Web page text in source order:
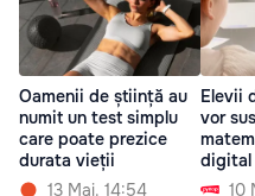
Oamenii de știință au
numit un test simplu
care poate prezice
durata vieții
13 Mai. 14:54
Elevii
vor
digital
10